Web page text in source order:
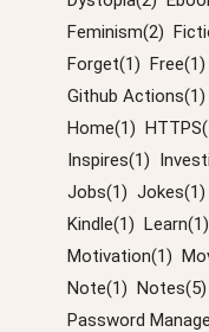
Feminism(2)
Forget(1) Free(1)
Github Actions(1)
Home(1)
Inspires(1)
Jobs(1) Jokes(1)
Kindle(1) Learn(1)
Motivation(1)
Note(1) Notes(5)
Password